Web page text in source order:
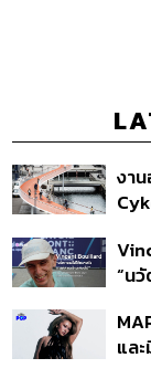
งา
โคเ
ขอ
“น
แล